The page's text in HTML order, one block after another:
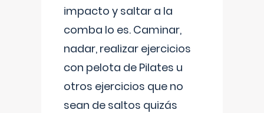
impacto y saltar a la
comba lo es. Caminar,
nadar, realizar ejercicios
con pelota de Pilates u
otros ejercicios que no
sean de saltos quizás